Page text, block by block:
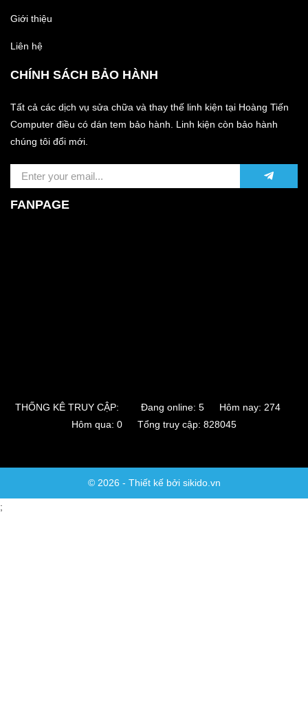
Giới thiệu
Liên hệ
CHÍNH SÁCH BẢO HÀNH
Tất cả các dịch vụ sửa chữa và thay thế linh kiện tại Hoàng Tiến
Computer điều có dán tem bảo hành. Linh kiện còn bảo hành
chúng tôi đổi mới.
FANPAGE
THỐNG KÊ TRUY CẬP:
Đang online: 5 Hôm nay: 274
Hôm qua: 0 Tổng truy cập: 828045
© 2026 - Thiết kế bởi sikido.vn
;